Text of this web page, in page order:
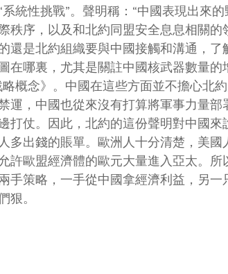
統性挑戰”。聲明稱：“中國表現出來
秩序，以及和北約同盟安全息息相關的
還是北約組織要與中國接觸和溝通，
在哪裏，尤其是關註中國核武器數量
概念》。中國在這些方面並不擔心北
運，中國也從來沒有打算將軍事力量
打仗。因此，北約的這份聲明對中國
多出錢的賬單。歐洲人十分清楚，美國
許歐盟經濟體的歐元大量進入亞太。
手策略，一手從中國拿經濟利益，另
狠。